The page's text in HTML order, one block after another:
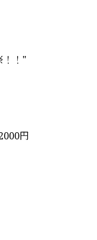
！！"
円